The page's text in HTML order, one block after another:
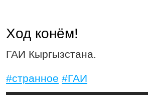
Ход конём!
ГАИ Кыргызстана.
#странное #ГАИ